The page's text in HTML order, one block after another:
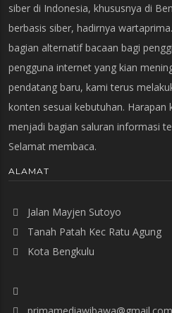
siber di Indonesia, khususnya di
berbasis siber, hadirnya
bagian alternatif bacaan bagi
pengguna internet yang kian
pendatang baru, kami terus
konten sesuai kebutuhan. Harapan
menjadi bagian saluran informasi
Selamat membaca.
ALAMAT
Jalan Mayjen Sutoyo
Tanah Patah Kec Ratu Agung
Kota Bengkulu
primamediawibawa@gmail.com